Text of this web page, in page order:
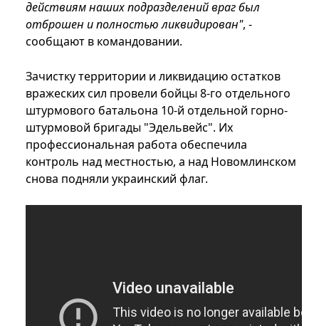
действиям наших подразделений враг был
отброшен и полностью ликвидирован", -
сообщают в командовании.
Зачистку территории и ликвидацию остатков
вражеских сил провели бойцы 8-го отдельного
штурмового батальона 10-й отдельной горно-
штурмовой бригады "Эдельвейс". Их
профессиональная работа обеспечила
контроль над местностью, а над Новомлинском
снова подняли украинский флаг.